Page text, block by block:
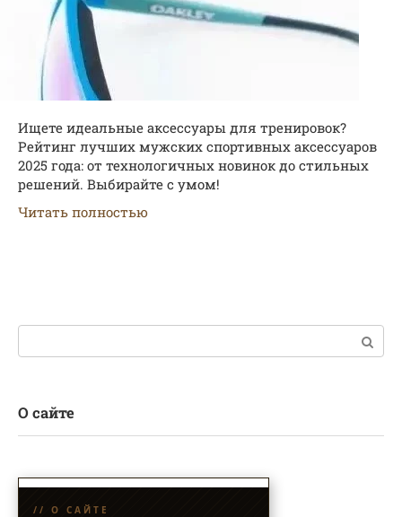
Ищете идеальные аксессуары для тренировок?
Рейтинг лучших мужских спортивных аксессуаров
2025 года: от технологичных новинок до стильных
решений. Выбирайте с умом!
Читать полностью
Поиск:
О сайте
// О САЙТЕ